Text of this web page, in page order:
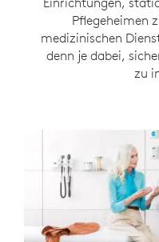
Pflegeheimen
medizinischen
denn je dabei,
zu